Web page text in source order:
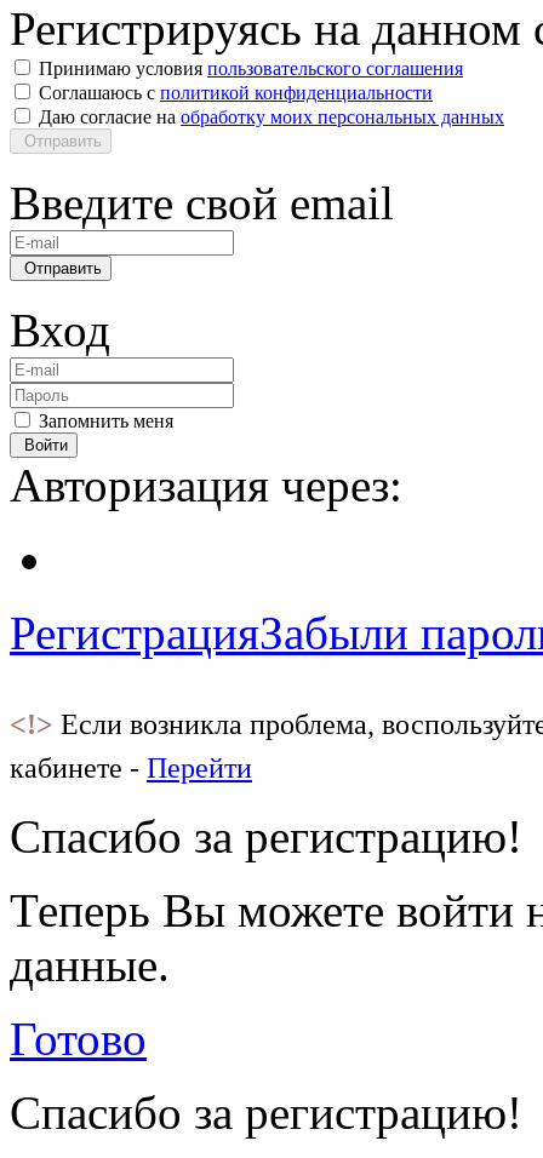
Регистрируясь на данном
Принимаю условия пользовательского соглашения
Соглашаюсь с политикой конфиденциальности
Даю согласие на обработку моих персональных данных
Отправить
Введите свой email
Отправить
Вход
Запомнить меня
Войти
Авторизация через:
РегистрацияЗабыли
<!> Если возникла проблема,
кабинете - Перейти
Спасибо за регистрацию!
Теперь Вы можете войти
данные.
Готово
Спасибо за регистрацию!